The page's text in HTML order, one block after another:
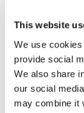
This website
We use
provide social
We also share
our social
may combine it